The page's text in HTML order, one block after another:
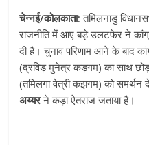
चेन्नई/कोलकाता: तमिलनाडु
राजनीति में आए बड़े उलटफेर ने
दी है। चुनाव परिणाम आने के बाद
(द्रविड़ मुनेत्र कड़गम) का साथ
(तमिलगा वेत्री कझगम) को
अय्यरने कड़ा ऐतराज जताया है।